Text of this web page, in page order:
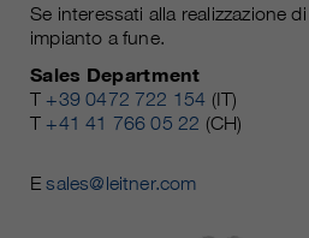
Se interessati alla realizzazione
impianto a fune.
Sales Department
T +39 0472 722 154 (IT)
T +41 41 766 05 22 (CH)
Esales@leitner.com